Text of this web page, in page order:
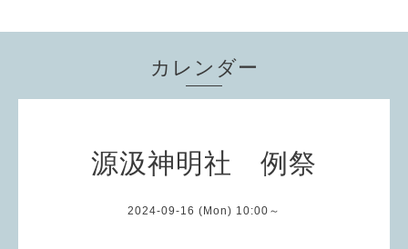
カレンダー
源汲神明社 例祭
2024-09-16 (Mon) 10:00～